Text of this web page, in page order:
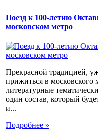
Поезд к 100-летию
московском метро
Прекрасной традицией,
прижиться в московского
литературные
один состав, который
и...
Подробнее »